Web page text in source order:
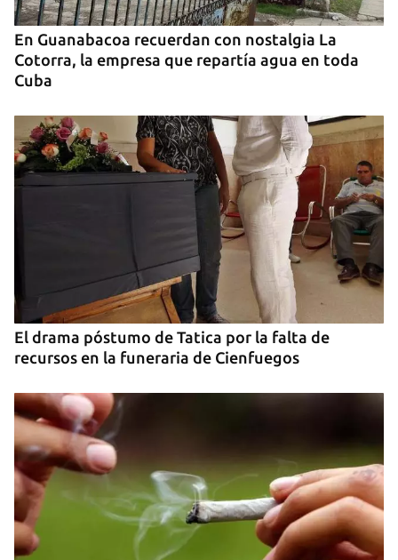
En Guanabacoa recuerdan con nostalgia La
Cotorra, la empresa que repartía agua en toda
Cuba
El drama póstumo de Tatica por la falta de
recursos en la funeraria de Cienfuegos